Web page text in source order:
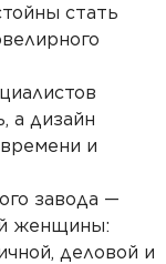
стать
а дизайн
и
завода —
женщины:
деловой и